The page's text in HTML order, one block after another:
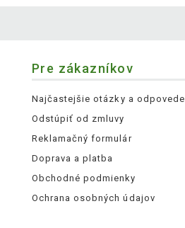
Pre zákazníkov
Najčastejšie otázky a odpovede
Odstúpiť od zmluvy
Reklamačný formulár
Doprava a platba
Obchodné podmienky
Ochrana osobných údajov